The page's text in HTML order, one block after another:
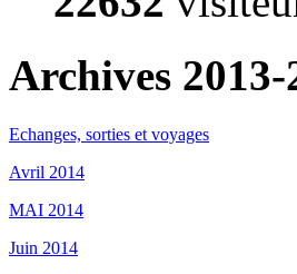
Archives 2013-
Echanges, sorties et voyages
Avril 2014
MAI 2014
Juin 2014